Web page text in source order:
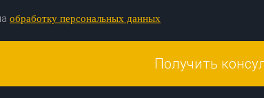
обработку персональных данных
Получить